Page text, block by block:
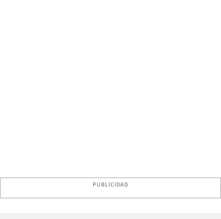
PUBLICIDAD